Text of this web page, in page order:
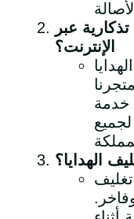
عبر
الإنترنت؟
خدمة
الهدايا؟